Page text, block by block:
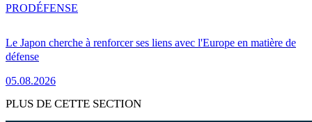
Le Japon cherche à renforcer ses liens avec l'Europe en matière de
défense
05.08.2026
PRODÉFENSE
PLUS DE CETTE SECTION